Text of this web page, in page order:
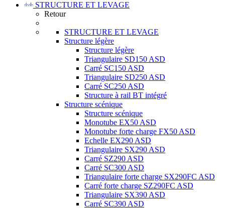
STRUCTURE ET LEVAGE
Retour
STRUCTURE ET LEVAGE
Structure légère
Structure légère
Triangulaire SD150 ASD
Carré SC150 ASD
Triangulaire SD250 ASD
Carré SC250 ASD
Structure à rail BT intégré
Structure scénique
Structure scénique
Monotube EX50 ASD
Monotube forte charge FX50 ASD
Echelle EX290 ASD
Triangulaire SX290 ASD
Carré SZ290 ASD
Carré SC300 ASD
Triangulaire forte charge SX290FC ASD
Carré forte charge SZ290FC ASD
Triangulaire SX390 ASD
Carré SC390 ASD